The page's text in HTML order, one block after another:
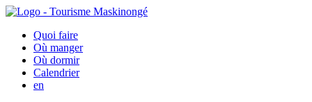
Quoi faire
Où manger
Où dormir
Calendrier
en